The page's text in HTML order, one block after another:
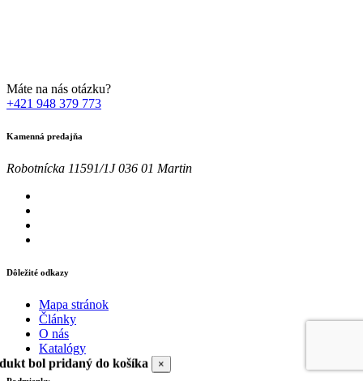
Máte na nás otázku?
+421 948 379 773
Kamenná predajňa
Robotnícka 11591/1J 036 01 Martin
Dôležité odkazy
Mapa stránok
Články
O nás
Katalógy
bol pridaný do košíka ×